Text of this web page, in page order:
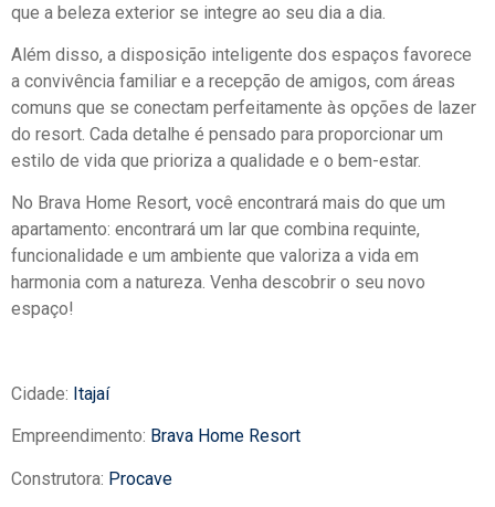
que a beleza exterior se integre ao seu dia a dia.
Além disso, a disposição inteligente dos espaços favorece
a convivência familiar e a recepção de amigos, com áreas
comuns que se conectam perfeitamente às opções de lazer
do resort. Cada detalhe é pensado para proporcionar um
estilo de vida que prioriza a qualidade e o bem-estar.
No Brava Home Resort, você encontrará mais do que um
apartamento: encontrará um lar que combina requinte,
funcionalidade e um ambiente que valoriza a vida em
harmonia com a natureza. Venha descobrir o seu novo
espaço!
Cidade: Itajaí
Empreendimento: Brava Home Resort
Construtora: Procave